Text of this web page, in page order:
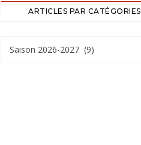
ARTICLES PAR CATÉGORIES